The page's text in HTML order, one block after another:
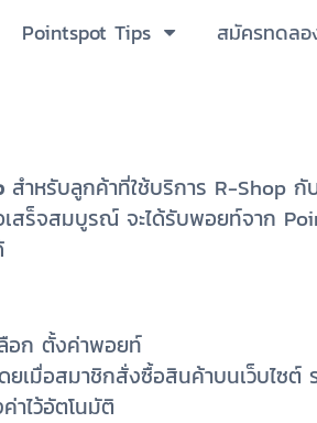
Pointspot Tips สมัครทดลอ
สำหรับลูกค้าที่ใช้บริการ R-Shop กั
สร็จสมบูรณ์ จะได้รับพอยท์จาก
อก ตั้งค่าพอยท์
ยเมื่อสมาชิกสั่งซื้อสินค้าบนเว็บไซต์
ไว้อัตโนมัติ